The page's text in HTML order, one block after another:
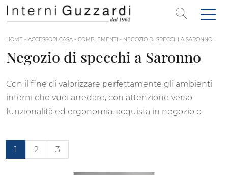
HOME - ACCESSORI CASA - COMPLEMENTI - NEGOZIO DI SPECCHI A SARONNO
Negozio di specchi a Saronno
Con il fine di valorizzare perfettamente gli ambienti
interni che vuoi arredare, con attenzione verso
funzionalità ed ergonomia, acquista in negozio c
1 2 3